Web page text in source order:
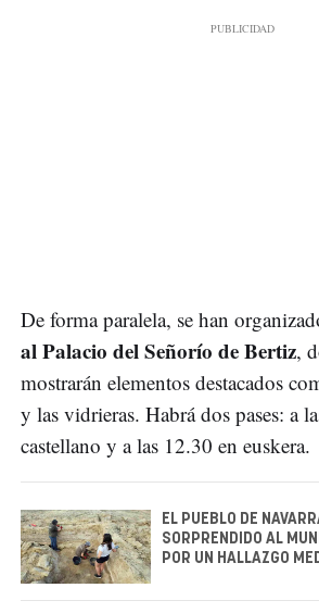
De forma paralela, se han
al Palacio del Señorío de Bertiz,
mostrarán elementos destacados
y las vidrieras. Habrá dos pases: a
castellano y a las 12.30 en euskera.
EL PUEBLO DE
SORPRENDIDO AL
POR UN HALLAZGO